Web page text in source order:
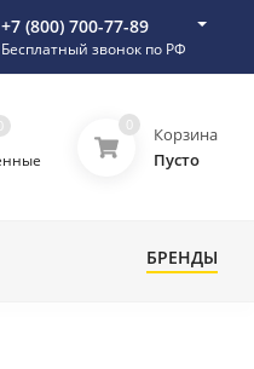
+7 (800) 700-77-89
Бесплатный звонок по РФ
0
Корзина
Пусто
БРЕНДЫ